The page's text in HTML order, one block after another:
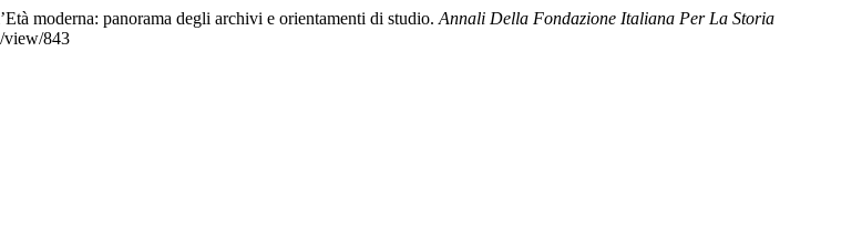
moderna: panorama degli archivi e orientamenti di studio. Annali Della Fondazione Italiana Per La Storia
view/843